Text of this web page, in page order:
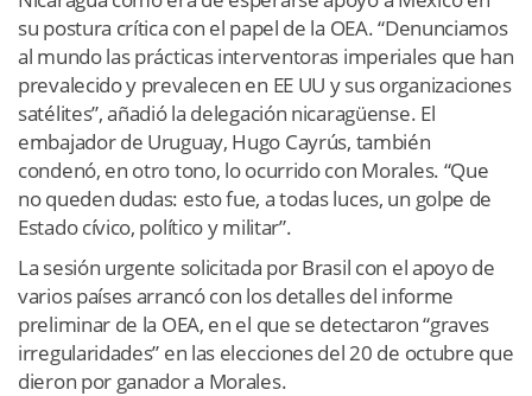
su postura crítica con el papel de la OEA. “Denunciamos
al mundo las prácticas interventoras imperiales que han
prevalecido y prevalecen en EE UU y sus organizaciones
satélites”, añadió la delegación nicaragüense. El
embajador de Uruguay, Hugo Cayrús, también
condenó, en otro tono, lo ocurrido con Morales. “Que
no queden dudas: esto fue, a todas luces, un golpe de
Estado cívico, político y militar”.
La sesión urgente solicitada por Brasil con el apoyo de
varios países arrancó con los detalles del informe
preliminar de la OEA, en el que se detectaron “graves
irregularidades” en las elecciones del 20 de octubre que
dieron por ganador a Morales.